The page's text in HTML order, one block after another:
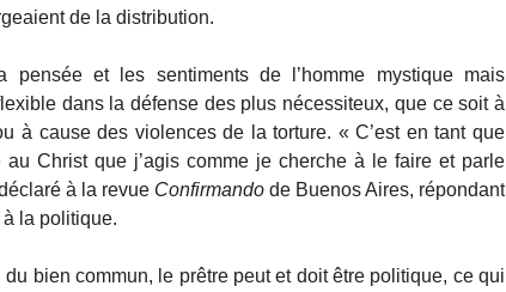
de la distribution.
pensée et les sentiments de l’homme mystique mais
dans la défense des plus nécessiteux, que ce soit à
à cause des violences de la torture. « C’est en tant que
Christ que j’agis comme je cherche à le faire et parle
à la revue Confirmandode Buenos Aires, répondant
la politique.
bien commun, le prêtre peut et doit être politique, ce qui